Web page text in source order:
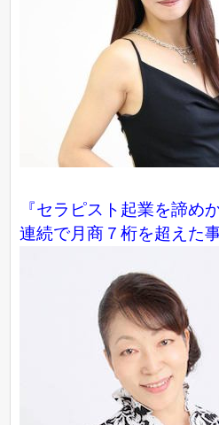
『セラピスト起業を諦め
連続で月商７桁を超えた事